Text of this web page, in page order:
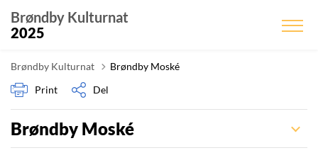
Brøndby Kulturnat
2025
Brøndby Kulturnat
Brøndby Moské
Print
Del
Brøndby Moské